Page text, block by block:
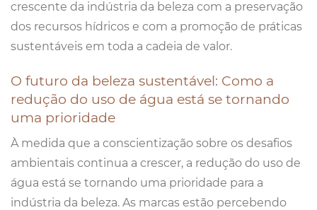
crescente da indústria da beleza com a preservação
dos recursos hídricos e com a promoção de práticas
sustentáveis em toda a cadeia de valor.
O futuro da beleza sustentável: Como a
redução do uso de água está se tornando
uma prioridade
À medida que a conscientização sobre os desafios
ambientais continua a crescer, a redução do uso de
água está se tornando uma prioridade para a
indústria da beleza. As marcas estão percebendo